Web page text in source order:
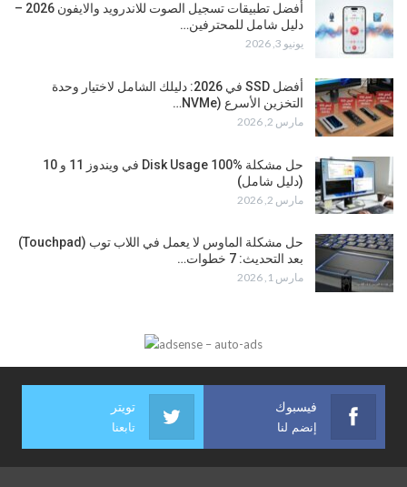
أفضل تطبيقات تسجيل الصوت للاندرويد والايفون 2026 –
دليل شامل للمحترفين…
يونيو 3, 2026
أفضل SSD في 2026: دليلك الشامل لاختيار وحدة
التخزين الأسرع (NVMe…
مارس 2, 2026
حل مشكلة Disk Usage 100% في ويندوز 11 و 10
(دليل شامل)
مارس 2, 2026
حل مشكلة الماوس لا يعمل في اللاب توب (Touchpad)
بعد التحديث: 7 خطوات…
مارس 1, 2026
فيسبوك
إنضم لنا
تويتر
تابعنا